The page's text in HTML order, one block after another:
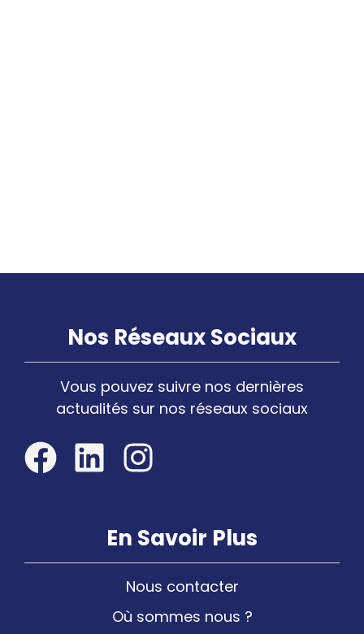
Nos Réseaux Sociaux
Vous pouvez suivre nos dernières
actualités sur nos réseaux sociaux
En Savoir Plus
Nous contacter
Où sommes nous ?